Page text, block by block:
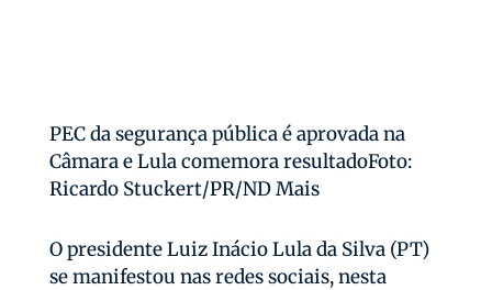
PEC da segurança pública é aprovada na
Câmara e Lula comemora resultadoFoto:
Ricardo Stuckert/PR/ND Mais
O presidente Luiz Inácio Lula da Silva (PT)
se manifestou nas redes sociais, nesta